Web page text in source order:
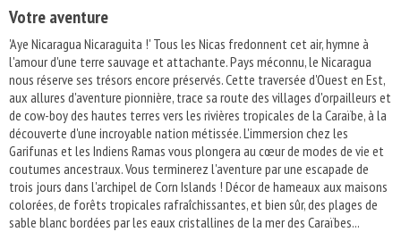
Votre aventure
'Aye Nicaragua Nicaraguita !' Tous les Nicas fredonnent cet air, hymne à
l'amour d'une terre sauvage et attachante. Pays méconnu, le Nicaragua
nous réserve ses trésors encore préservés. Cette traversée d'Ouest en Est,
aux allures d'aventure pionnière, trace sa route des villages d'orpailleurs et
de cow-boy des hautes terres vers les rivières tropicales de la Caraïbe, à la
découverte d'une incroyable nation métissée. L'immersion chez les
Garifunas et les Indiens Ramas vous plongera au cœur de modes de vie et
coutumes ancestraux. Vous terminerez l'aventure par une escapade de
trois jours dans l'archipel de Corn Islands ! Décor de hameaux aux maisons
colorées, de forêts tropicales rafraîchissantes, et bien sûr, des plages de
sable blanc bordées par les eaux cristallines de la mer des Caraïbes...